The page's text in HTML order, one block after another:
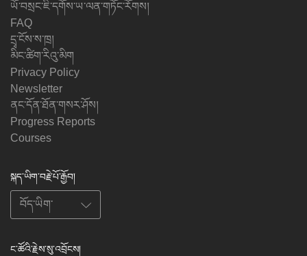
ཡོ་བསྲང་ཇི་དགོས་ཡ་ལན་གཏོང་རོགས།
FAQ
དྲྭ་ངོས་ས་ཁྲ།
མིང་ཚིག་རིའུ་མིག
Privacy Policy
Newsletter
ནང་དོན་ཐོན་གསར་ཤོས།
Progress Reports
Courses
སྐད་ཡིག་བརྗེ་པོ་རྒྱོབ།
ང་ཚོའི་རྗེས་སུ་འབྲོངས།